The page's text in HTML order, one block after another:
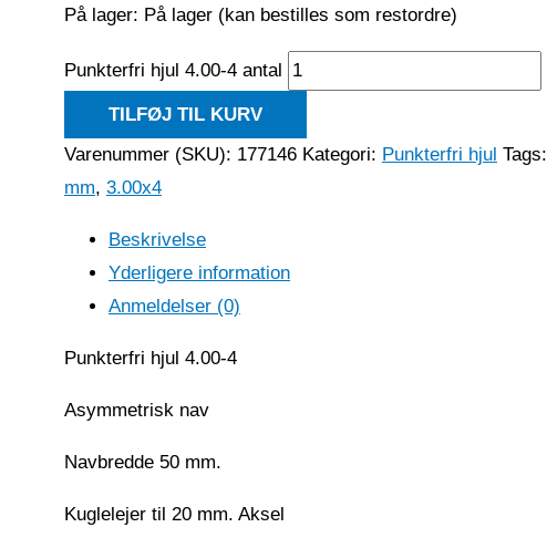
På lager: På lager (kan bestilles som restordre)
Punkterfri hjul 4.00-4 antal
TILFØJ TIL KURV
Varenummer (SKU): 177146 Kategori: Punkterfri hjul Tags:
mm, 3.00x4
Beskrivelse
Yderligere information
Anmeldelser (0)
Punkterfri hjul 4.00-4
Asymmetrisk nav
Navbredde 50 mm.
Kuglelejer til 20 mm. Aksel